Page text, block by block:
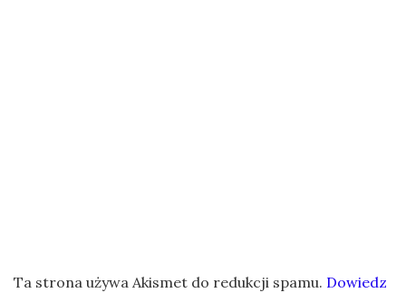
Ta strona używa Akismet do redukcji spamu. Dowiedz